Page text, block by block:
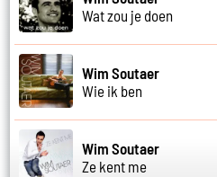
Wat zou je doen
Wim Soutaer
Wie ik ben
Wim Soutaer
Ze kent me